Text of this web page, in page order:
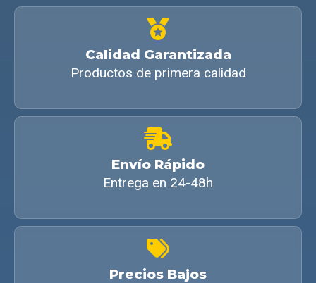
Calidad Garantizada
Productos de primera calidad
Envío Rápido
Entrega en 24-48h
Precios Bajos